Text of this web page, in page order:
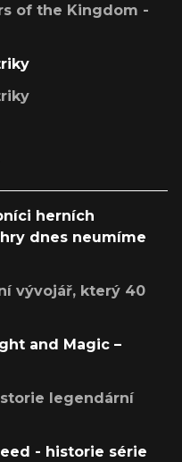
of the Kingdom -
herních
dnes neumíme
vývojář, který 40
and Magic –
legendární
- historie série